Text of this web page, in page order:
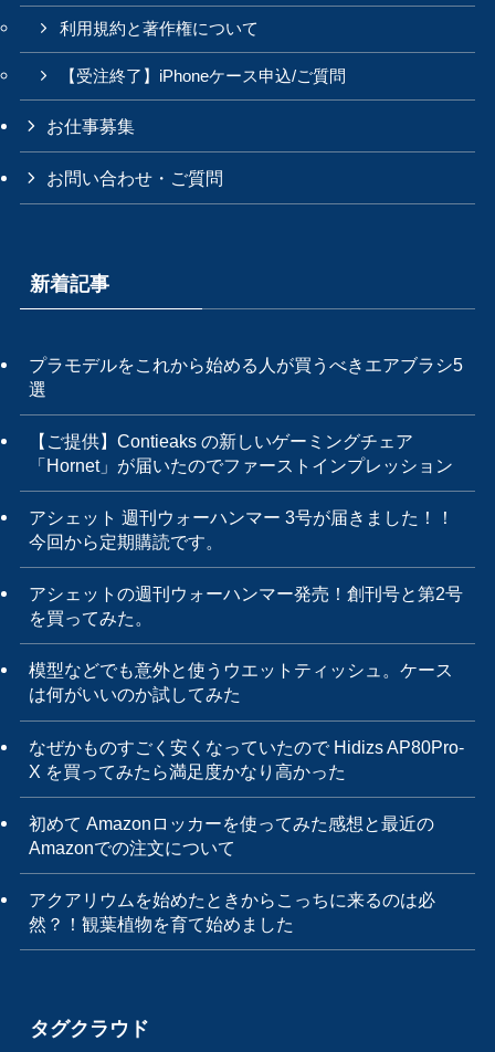
利用規約と著作権について
【受注終了】iPhoneケース申込/ご質問
お仕事募集
お問い合わせ・ご質問
新着記事
プラモデルをこれから始める人が買うべきエアブラシ5
選
【ご提供】Contieaks の新しいゲーミングチェア
「Hornet」が届いたのでファーストインプレッション
アシェット 週刊ウォーハンマー 3号が届きました！！
今回から定期購読です。
アシェットの週刊ウォーハンマー発売！創刊号と第2号
を買ってみた。
模型などでも意外と使うウエットティッシュ。ケース
は何がいいのか試してみた
なぜかものすごく安くなっていたので Hidizs AP80Pro-
X を買ってみたら満足度かなり高かった
初めて Amazonロッカーを使ってみた感想と最近の
Amazonでの注文について
アクアリウムを始めたときからこっちに来るのは必
然？！観葉植物を育て始めました
タグクラウド